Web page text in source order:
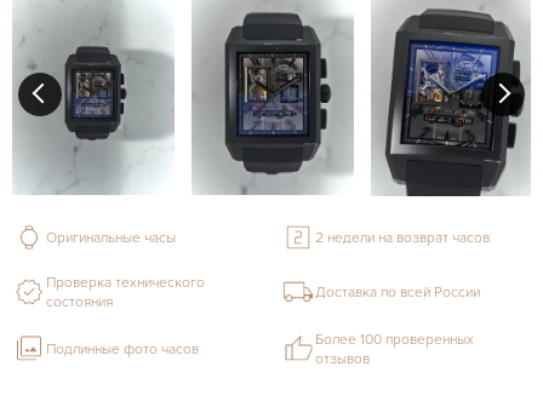
Оригинальные часы 2 недели на возврат часов
Проверка технического
состояния
Доставка по всей России
Подлинные фото часов
Более 100 проверенных
отзывов